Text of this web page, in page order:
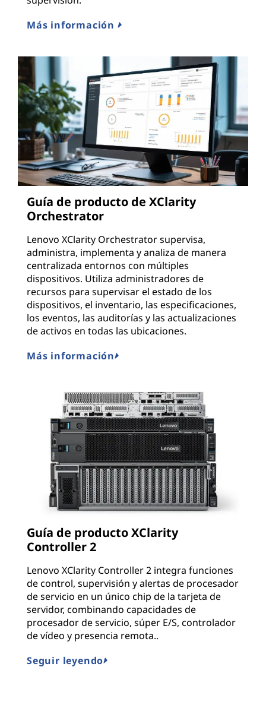
Más información
Guía de producto de XClarity
Orchestrator
Lenovo XClarity Orchestrator supervisa,
administra, implementa y analiza de manera
centralizada entornos con múltiples
dispositivos. Utiliza administradores de
recursos para supervisar el estado de los
dispositivos, el inventario, las especificaciones,
los eventos, las auditorías y las actualizaciones
de activos en todas las ubicaciones.
Más información
Guía de producto XClarity
Controller 2
Lenovo XClarity Controller 2 integra funciones
de control, supervisión y alertas de procesador
de servicio en un único chip de la tarjeta de
servidor, combinando capacidades de
procesador de servicio, súper E/S, controlador
de vídeo y presencia remota..
Seguir leyendo